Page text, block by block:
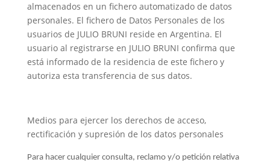
almacenados en un fichero automatizado de datos
personales. El fichero de Datos Personales de los
usuarios de JULIO BRUNI reside en Argentina. El
usuario al registrarse en JULIO BRUNI confirma que
está informado de la residencia de este fichero y
autoriza esta transferencia de sus datos.
Medios para ejercer los derechos de acceso,
rectificación y supresión de los datos personales
Para hacer cualquier consulta, reclamo y/o petición relativa